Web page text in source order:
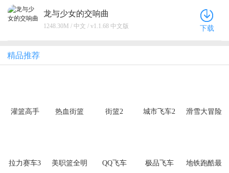
龙与少女的交响曲
1248.30M / 中文 / v1.1.68 中文版 下载
精品推荐
灌篮高手 热血街篮 街篮2 城市飞车2 滑雪大冒险
拉力赛车3
美职篮全明
QQ飞车 极品飞车
地铁跑酷最